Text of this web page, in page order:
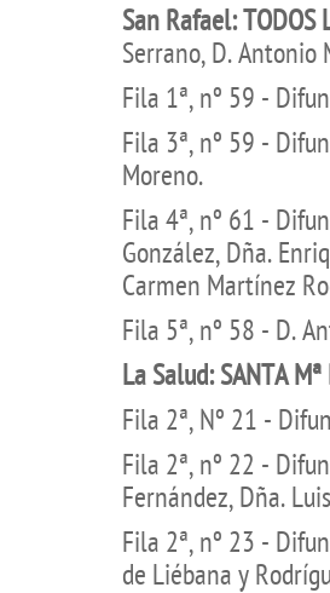
San Rafael: TODOS
Serrano, D. Antonio
Fila 1ª, nº 59 -
Fila 3ª, nº 59 -
Moreno.
Fila 4ª, nº 61 -
González, Dña.
Carmen Martínez
Fila 5ª, nº 58 - D.
La Salud: SANTA Mª
Fila 2ª, Nº 21 -
Fila 2ª, nº 22 -
Fernández, Dña.
Fila 2ª, nº 23 -
de Liébana y